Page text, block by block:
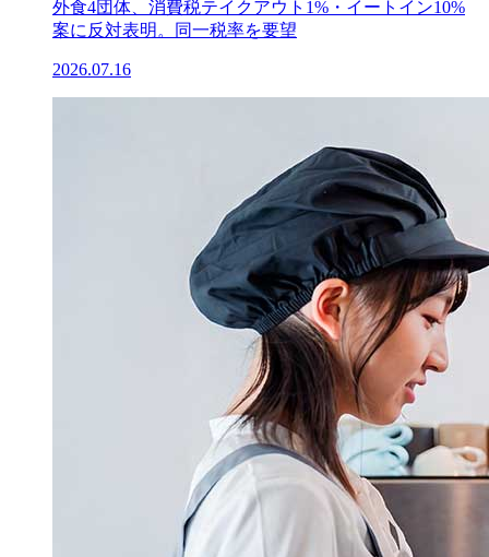
外食4団体、消費税テイクアウト1%・イートイン10%
案に反対表明。同一税率を要望
2026.07.16